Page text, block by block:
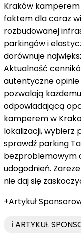
Kraków
faktem dla coraz
rozbudowanej
parkingów i
dorównuje
Aktualność
autentyczne opinie
pozwalają
odpowiadającą
kamperem w
lokalizacji, wybierz
sprawdź parking
bezproblemowym
udogodnień.
nie daj się
+Artykuł
ℹ️ ARTYKUŁ